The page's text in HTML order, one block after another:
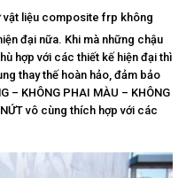
vật liệu composite frp không
đại nữa. Khi mà những chậu
hợp với các thiết kế hiện đại thì
thay thế hoàn hảo, đảm bảo
– KHÔNG PHAI MÀU – KHÔNG
NỨT vô cùng thích hợp với các